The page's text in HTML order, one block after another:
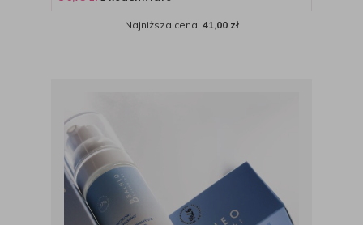
Najniższa cena: 41,00 zł